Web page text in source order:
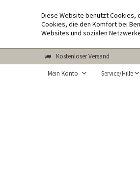
Diese Website benutzt
Cookies, die den Komfort bei
Websites und sozialen
Kostenloser Versand
Mein Konto Service/Hilfe